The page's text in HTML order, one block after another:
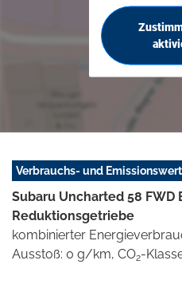
Verbrauchs- und
Subaru Uncharted 58
Reduktionsgetriebe
kombinierter
Ausstoß: 0 g/km, CO2-